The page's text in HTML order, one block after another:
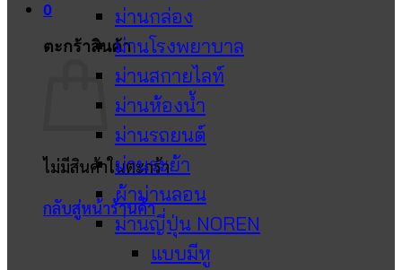
0
ตะกร้าสินค้า
ไม่มีสินค้าในตะกร้า
กลับสู่หน้าร้านค้า
ม่านกล่อง
ม่านโรงพยาบาล
ม่านสกายไลท์
ม่านห้องน้ำ
ม่านรถยนต์
ม่านระย้า
ผ้าม่านลอน
ม่านญี่ปุ่น NOREN
แบบมีหู